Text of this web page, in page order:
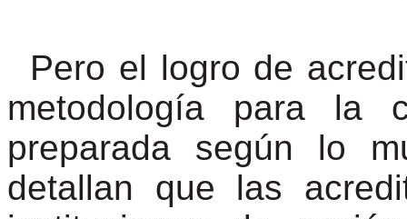
Pero el logro de
metodología para
preparada según lo
detallan que las